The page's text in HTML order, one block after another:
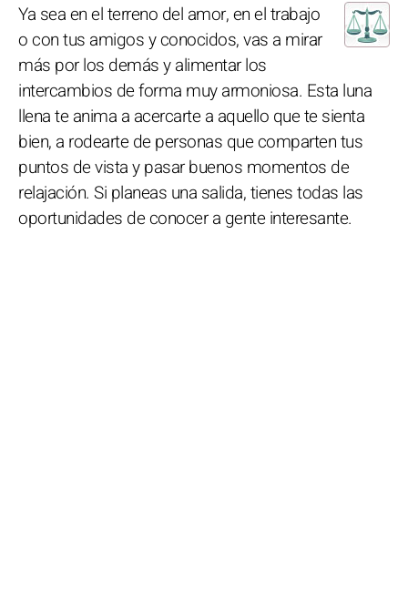
Ya sea en el terreno del amor, en el trabajo
o con tus amigos y conocidos, vas a mirar
más por los demás y alimentar los
intercambios de forma muy armoniosa. Esta luna
llena te anima a acercarte a aquello que te sienta
bien, a rodearte de personas que comparten tus
puntos de vista y pasar buenos momentos de
relajación. Si planeas una salida, tienes todas las
oportunidades de conocer a gente interesante.